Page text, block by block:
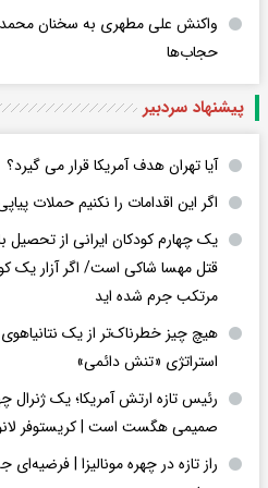
واکنش علی مطهری به سخنان
حجاب‌ها
پیشنهاد سردبیر
آیا تهران هدف آمریکا قرار می گیرد؟
اگر این اقدامات را نکنیم حملات
یک چهارم کودکان ایرانی از تحصیل
قتل مهسا شاکی است/ اگر آزار یک
مرتکب جرم شده اید
هیچ چیز خطرناک‌تر از یک
استراتژی «تنش دائمی»
رئیس تازه ارتش آمریکا؛ یک ژنرال
صمیمی هگست است | کریستوفر
راز تازه در چهره مونالیزا |